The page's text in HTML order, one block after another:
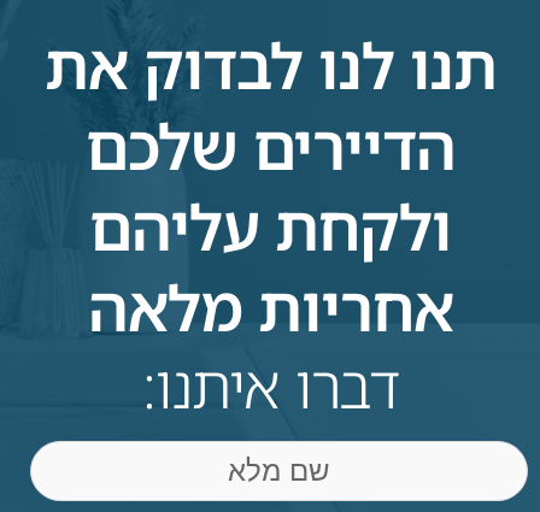
תנו לנו לבדוק את
הדיירים שלכם
ולקחת עליהם
אחריות מלאה
דברו איתנו:
שם